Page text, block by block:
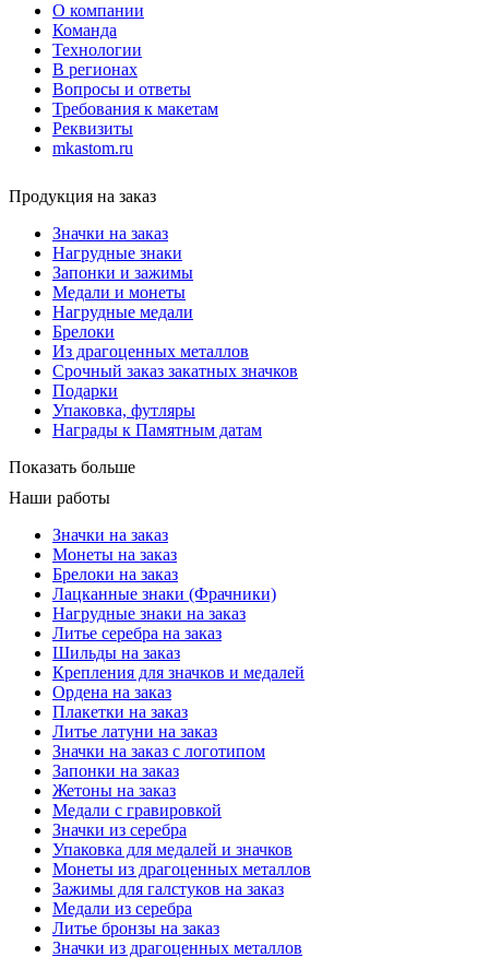
О компании
Команда
Технологии
В регионах
Вопросы и ответы
Требования к макетам
Реквизиты
mkastom.ru
Продукция на заказ
Значки на заказ
Нагрудные знаки
Запонки и зажимы
Медали и монеты
Нагрудные медали
Брелоки
Из драгоценных металлов
Срочный заказ закатных значков
Подарки
Упаковка, футляры
Награды к Памятным датам
Показать больше
Наши работы
Значки на заказ
Монеты на заказ
Брелоки на заказ
Лацканные знаки (Фрачники)
Нагрудные знаки на заказ
Литье серебра на заказ
Шильды на заказ
Крепления для значков и медалей
Ордена на заказ
Плакетки на заказ
Литье латуни на заказ
Значки на заказ с логотипом
Запонки на заказ
Жетоны на заказ
Медали с гравировкой
Значки из серебра
Упаковка для медалей и значков
Монеты из драгоценных металлов
Зажимы для галстуков на заказ
Медали из серебра
Литье бронзы на заказ
Значки из драгоценных металлов